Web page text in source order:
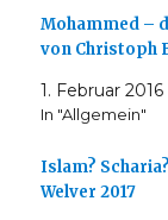
Mohammed –
von Christoph
1. Februar 2016
In "Allgemein"
Islam?
Welver 2017